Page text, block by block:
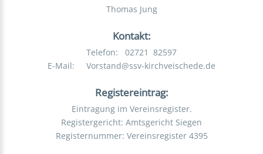
Thomas Jung
Kontakt:
Telefon: 02721 82597
E-Mail: Vorstand@ssv-kirchveischede.de
Registereintrag:
Eintragung im Vereinsregister.
Registergericht: Amtsgericht Siegen
Registernummer: Vereinsregister 4395